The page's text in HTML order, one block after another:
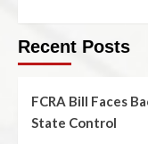
Recent Posts
FCRA Bill Faces
State Control